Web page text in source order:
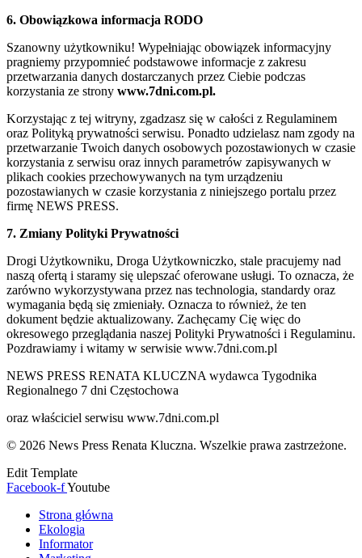
6. Obowiązkowa informacja RODO
Szanowny użytkowniku! Wypełniając obowiązek informacyjny
pragniemy przypomnieć podstawowe informacje z zakresu
przetwarzania danych dostarczanych przez Ciebie podczas
korzystania ze strony www.7dni.com.pl.
Korzystając z tej witryny, zgadzasz się w całości z Regulaminem
oraz Polityką prywatności serwisu. Ponadto udzielasz nam zgody na
przetwarzanie Twoich danych osobowych pozostawionych w czasie
korzystania z serwisu oraz innych parametrów zapisywanych w
plikach cookies przechowywanych na tym urządzeniu
pozostawianych w czasie korzystania z niniejszego portalu przez
firmę NEWS PRESS.
7. Zmiany Polityki Prywatności
Drogi Użytkowniku, Droga Użytkowniczko, stale pracujemy nad
naszą ofertą i staramy się ulepszać oferowane usługi. To oznacza, że
zarówno wykorzystywana przez nas technologia, standardy oraz
wymagania będą się zmieniały. Oznacza to również, że ten
dokument będzie aktualizowany. Zachęcamy Cię więc do
okresowego przeglądania naszej Polityki Prywatności i Regulaminu.
Pozdrawiamy i witamy w serwisie www.7dni.com.pl
NEWS PRESS RENATA KLUCZNA wydawca Tygodnika
Regionalnego 7 dni Częstochowa
oraz właściciel serwisu www.7dni.com.pl
© 2026 News Press Renata Kluczna. Wszelkie prawa zastrzeżone.
Edit Template
Facebook-fYoutube
Strona główna
Ekologia
Informator